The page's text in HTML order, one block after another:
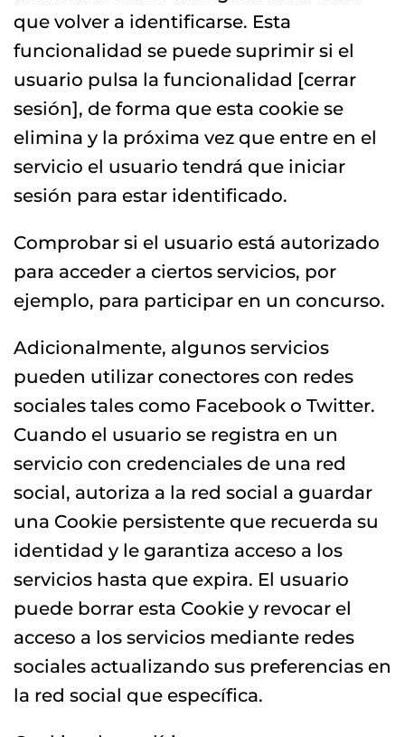
que volver a identificarse. Esta
funcionalidad se puede suprimir si el
usuario pulsa la funcionalidad [cerrar
sesión], de forma que esta cookie se
elimina y la próxima vez que entre en el
servicio el usuario tendrá que iniciar
sesión para estar identificado.
Comprobar si el usuario está autorizado
para acceder a ciertos servicios, por
ejemplo, para participar en un concurso.
Adicionalmente, algunos servicios
pueden utilizar conectores con redes
sociales tales como Facebook o Twitter.
Cuando el usuario se registra en un
servicio con credenciales de una red
social, autoriza a la red social a guardar
una Cookie persistente que recuerda su
identidad y le garantiza acceso a los
servicios hasta que expira. El usuario
puede borrar esta Cookie y revocar el
acceso a los servicios mediante redes
sociales actualizando sus preferencias en
la red social que específica.